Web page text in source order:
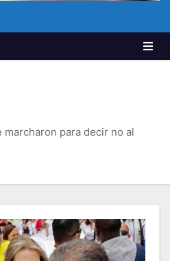
marcharon para decir no al